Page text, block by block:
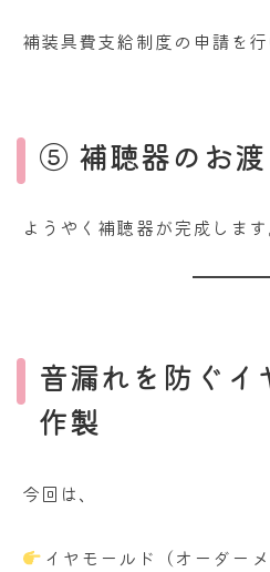
補装具費支給制度の申請を行
⑤ 補聴器のお渡
ようやく補聴器が完成します
音漏れを防ぐイ
作製
今回は、
イヤモールド（オーダーメ